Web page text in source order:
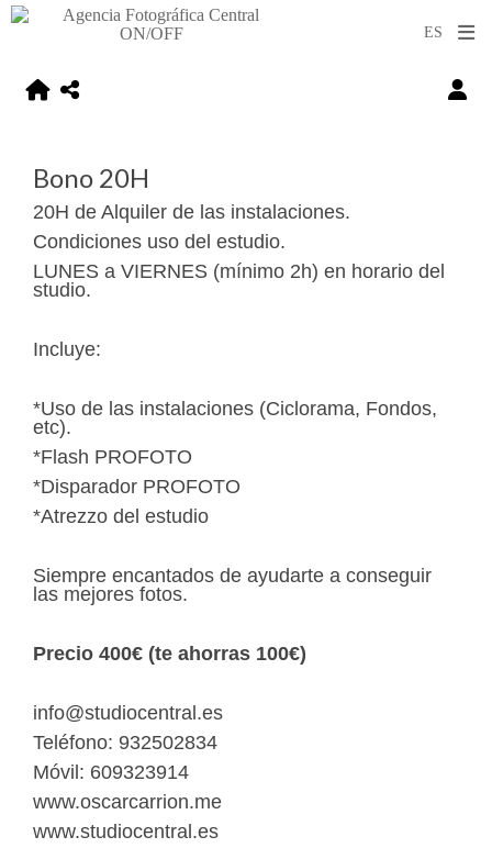
Bono 20H
20H de Alquiler de las instalaciones.
Condiciones uso del estudio.
LUNES a VIERNES (mínimo 2h) en horario del
studio.
Incluye:
*Uso de las instalaciones (Ciclorama, Fondos,
etc).
*Flash PROFOTO
*Disparador PROFOTO
*Atrezzo del estudio
Siempre encantados de ayudarte a conseguir
las mejores fotos.
Precio 400€ (te ahorras 100€)
info@studiocentral.es
Teléfono: 932502834
Móvil: 609323914
www.oscarcarrion.me
www.studiocentral.es